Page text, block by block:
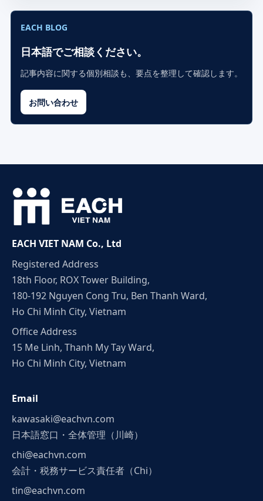
EACH BLOG
日本語でご相談ください。
記事内容に関する個別相談も、要点を整理して確認します。
お問い合わせ
EACH VIET NAM Co., Ltd
Registered Address
18th Floor, ROX Tower Building,
180-192 Nguyen Cong Tru, Ben Thanh Ward,
Ho Chi Minh City, Vietnam
Office Address
15 Me Linh, Thanh My Tay Ward,
Ho Chi Minh City, Vietnam
Email
kawasaki@eachvn.com
日本語窓口・全体管理（川崎）
chi@eachvn.com
会計・税務サービス責任者（Chi）
tin@eachvn.com